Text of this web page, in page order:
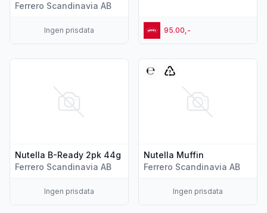
Ferrero Scandinavia AB
Ingen prisdata 95.00,-
Nutella B-Ready 2pk 44g
Ferrero Scandinavia AB
Ingen prisdata
Vis flere detaljer for produktet "Nutella B-Ready 2pk 44g"
Nutella Muffin
Ferrero Scandinavia AB
Ingen prisdata
Vis flere detaljer for